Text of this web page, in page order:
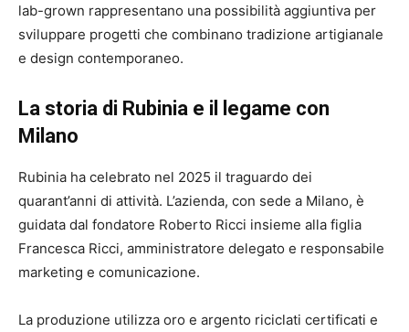
lab-grown rappresentano una possibilità aggiuntiva per
sviluppare progetti che combinano tradizione artigianale
e design contemporaneo.
La storia di Rubinia e il legame con
Milano
Rubinia ha celebrato nel 2025 il traguardo dei
quarant’anni di attività. L’azienda, con sede a Milano, è
guidata dal fondatore Roberto Ricci insieme alla figlia
Francesca Ricci, amministratore delegato e responsabile
marketing e comunicazione.
La produzione utilizza oro e argento riciclati certificati e